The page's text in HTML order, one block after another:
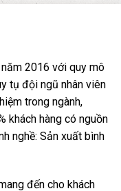
2016 với quy mô
tụ đội ngũ nhân viên
trong ngành,
khách hàng có nguồn
nghề: Sản xuất bình
đến cho khách